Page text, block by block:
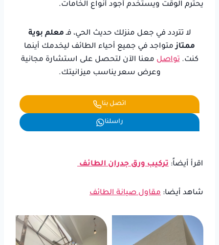
يحترم الوقت ويستخدم أجود أنواع الخامات.
لا تتردد في جعل منزلك حديث الحي، فـ معلم بوية
ممتازمتواجد في جميع أحياء الطائف ليخدمك أينما
كنت.تواصل معنا الآن لتحصل على استشارة مجانية
وعرض سعر يناسب ميزانيتك.
اتصل بنا
راسلنا
اقرأ أيضاً: تركيب ورق جدران الطائف
شاهد أيضا: مقاول صيانة الطائف